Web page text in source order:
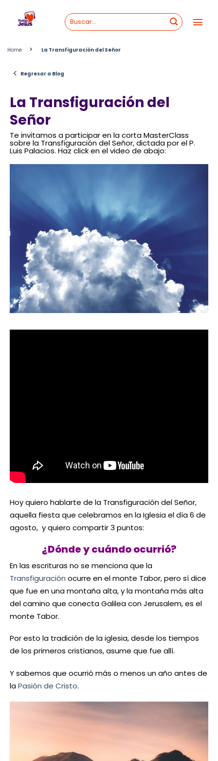
content
Home > La Transfiguración del Señor
< Regresar a Blog
La Transfiguración del
Señor
Te invitamos a participar en la corta MasterClass
sobre la Transfiguración del Señor, dictada por el P.
Luis Palacios. Haz click en el video de abajo:
Hoy quiero hablarte de la Transfiguración del Señor,
aquella fiesta que celebramos en la Iglesia el día 6 de
agosto, y quiero compartir 3 puntos:
¿Dónde y cuándo ocurrió?
En las escrituras no se menciona que la
Transfiguración ocurre en el monte Tabor, pero sí dice
que fue en una montaña alta, y la montaña más alta
del camino que conecta Galilea con Jerusalem, es el
monte Tabor.
Por esto la tradición de la iglesia, desde los tiempos
de los primeros cristianos, asume que fue allí.
Y sabemos que ocurrió más o menos un año antes de
laPasión de Cristo.